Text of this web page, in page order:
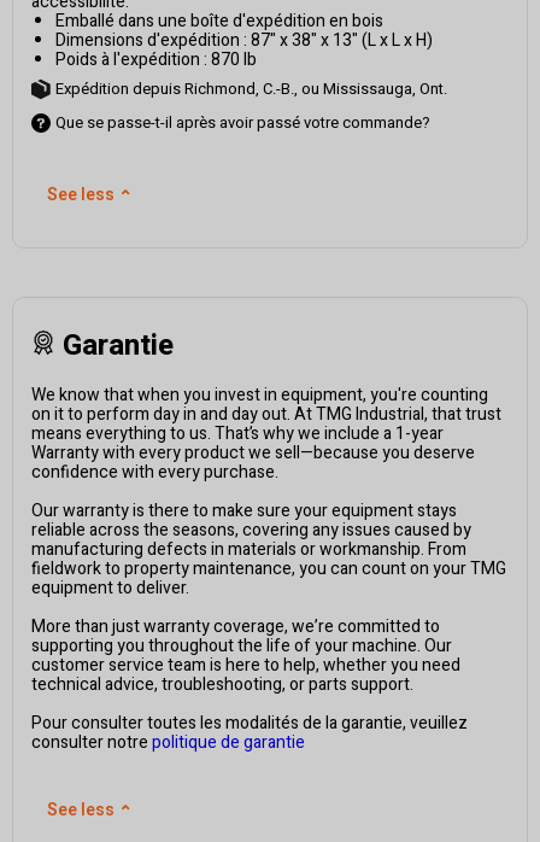
Emballé dans une boîte d'expédition en bois
Dimensions d'expédition : 87" x 38" x 13" (L x L x H)
Poids à l'expédition : 870 lb
Expédition depuis Richmond, C.-B., ou Mississauga, Ont.
Que se passe-t-il après avoir passé votre commande?
See less ⌃
Garantie
We know that when you invest in equipment, you're counting
on it to perform day in and day out. At TMG Industrial, that trust
means everything to us. That’s why we include a 1-year
Warranty with every product we sell—because you deserve
confidence with every purchase.
Our warranty is there to make sure your equipment stays
reliable across the seasons, covering any issues caused by
manufacturing defects in materials or workmanship. From
fieldwork to property maintenance, you can count on your TMG
equipment to deliver.
More than just warranty coverage, we’re committed to
supporting you throughout the life of your machine. Our
customer service team is here to help, whether you need
technical advice, troubleshooting, or parts support.
Pour consulter toutes les modalités de la garantie, veuillez
consulter notrepolitique de garantie
See less ⌃